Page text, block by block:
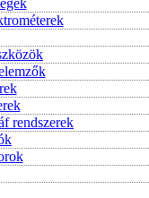
rendszerek